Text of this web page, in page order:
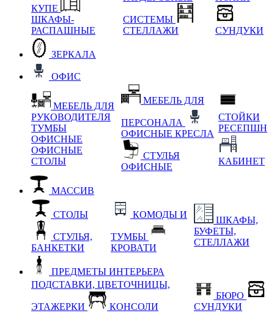
КУПЕ
ШКАФЫ-
РАСПАШНЫЕ
СИСТЕМЫ
СТЕЛЛАЖИ
СУНДУКИ
ЗЕРКАЛА
ОФИС
МЕБЕЛЬ ДЛЯ
РУКОВОДИТЕЛЯ
ТУМБЫ
ОФИСНЫЕ
ОФИСНЫЕ
СТОЛЫ
МЕБЕЛЬ ДЛЯ
ПЕРСОНАЛА
ОФИСНЫЕ КРЕСЛА
СТУЛЬЯ
ОФИСНЫЕ
СТОЙКИ
РЕСЕПШН
КАБИНЕТ
МАССИВ
СТОЛЫ
СТУЛЬЯ,
БАНКЕТКИ
КОМОДЫ И
ТУМБЫ
КРОВАТИ
ШКАФЫ,
БУФЕТЫ,
СТЕЛЛАЖИ
ПРЕДМЕТЫ ИНТЕРЬЕРА
ПОДСТАВКИ, ЦВЕТОЧНИЦЫ,
ЭТАЖЕРКИ КОНСОЛИ
БЮРО
СУНДУКИ